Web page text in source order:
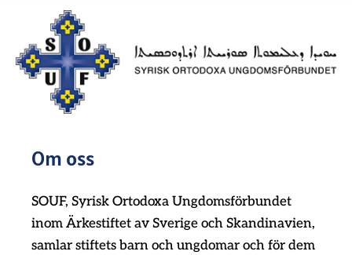
Om oss
SOUF, Syrisk Ortodoxa Ungdomsförbundet
inom Ärkestiftet av Sverige och Skandinavien,
samlar stiftets barn och ungdomar och för dem